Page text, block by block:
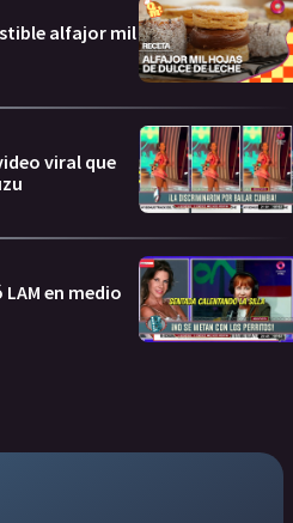
alfajor mil
viral que
en medio